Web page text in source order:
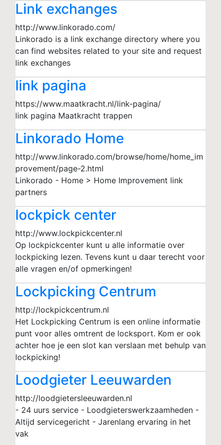
Link exchanges
http://www.linkorado.com/
Linkorado is a link exchange directory where you
can find websites related to your site and request
link exchanges
link pagina
https://www.maatkracht.nl/link-pagina/
link pagina Maatkracht trappen
Linkorado Home
http://www.linkorado.com/browse/home/home_im
provement/page-2.html
Linkorado - Home > Home Improvement link
partners
lockpick center
http://www.lockpickcenter.nl
Op lockpickcenter kunt u alle informatie over
lockpicking lezen. Tevens kunt u daar terecht voor
alle vragen en/of opmerkingen!
Lockpicking Centrum
http://lockpickcentrum.nl
Het Lockpicking Centrum is een online informatie
punt voor alles omtrent de locksport. Kom er ook
achter hoe je een slot kan verslaan met behulp van
lockpicking!
Loodgieter Leeuwarden
http://loodgietersleeuwarden.nl
- 24 uurs service - Loodgieterswerkzaamheden -
Altijd servicegericht - Jarenlang ervaring in het
vak